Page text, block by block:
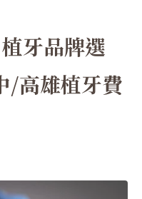
牙品牌選
/高雄植牙費